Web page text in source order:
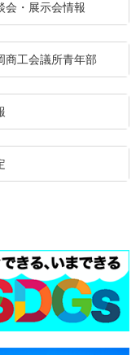
会・展示会情報
商工会議所青年部